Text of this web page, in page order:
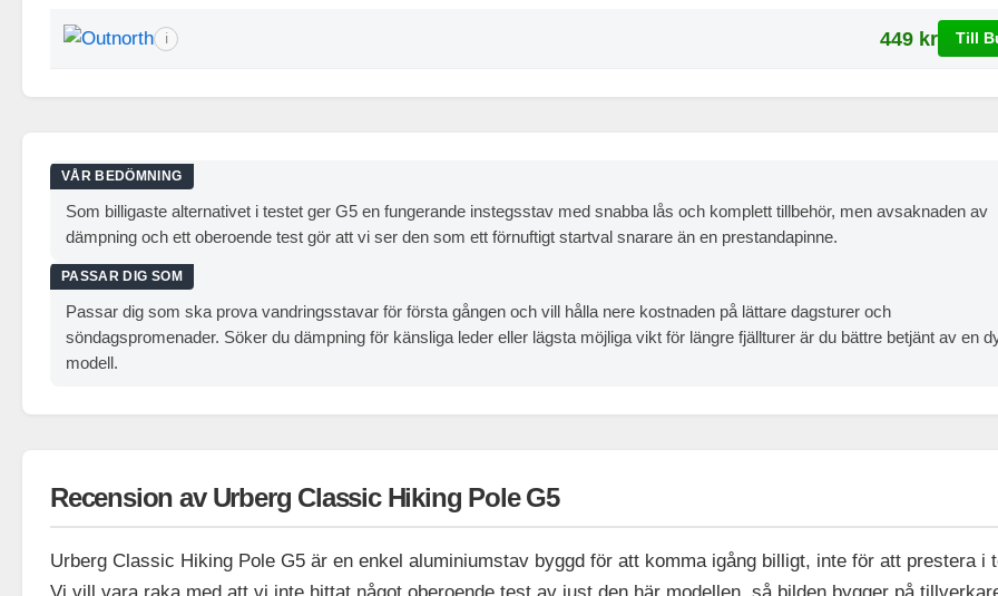
ℹ 449 kr Till
VÅR BEDÖMNING
Som billigaste alternativet i testet ger G5 en fungerande instegsstav med snabba lås och komplett tillbehör, men avsaknaden av
dämpning och ett oberoende test gör att vi ser den som ett förnuftigt startval snarare än en prestandapinne.
PASSAR DIG SOM
Passar dig som ska prova vandringsstavar för första gången och vill hålla nere kostnaden på lättare dagsturer och
söndagspromenader. Söker du dämpning för känsliga leder eller lägsta möjliga vikt för längre fjällturer är du bättre betjänt av en
modell.
Recension av Urberg Classic Hiking Pole G5
Urberg Classic Hiking Pole G5 är en enkel aluminiumstav byggd för att komma igång billigt, inte för att prestera i